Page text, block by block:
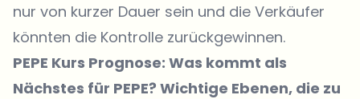
nur von kurzer Dauer sein und die Verkäufer
könnten die Kontrolle zurückgewinnen.
PEPE Kurs Prognose: Was kommt als
Nächstes für PEPE? Wichtige Ebenen, die zu